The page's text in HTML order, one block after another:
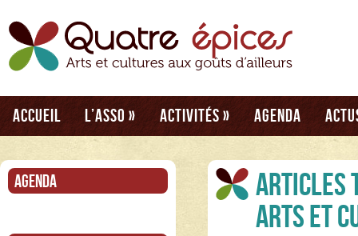
Accueil L’asso » Activités » Agenda
Agenda
Articles
Arts et